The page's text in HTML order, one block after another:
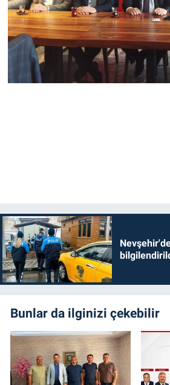
Bunlar da ilginizi çekebilir